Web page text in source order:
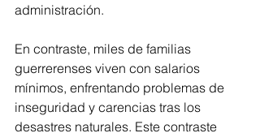
administración.
En contraste, miles de familias
guerrerenses viven con salarios
mínimos, enfrentando problemas de
inseguridad y carencias tras los
desastres naturales. Este contraste